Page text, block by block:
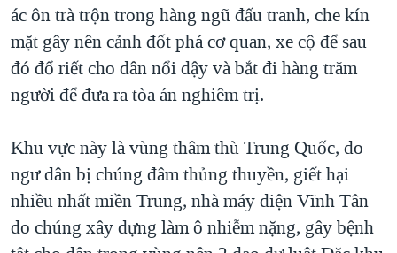
ác ôn trà trộn trong hàng ngũ đấu tranh, che kín
mặt gây nên cảnh đốt phá cơ quan, xe cộ để sau
đó đổ riết cho dân nổi dậy và bắt đi hàng trăm
người để đưa ra tòa án nghiêm trị.
Khu vực này là vùng thâm thù Trung Quốc, do
ngư dân bị chúng đâm thủng thuyền, giết hại
nhiều nhất miền Trung, nhà máy điện Vĩnh Tân
do chúng xây dựng làm ô nhiễm nặng, gây bệnh